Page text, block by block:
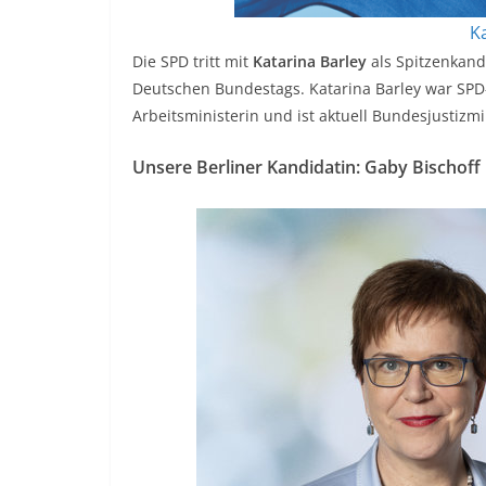
Die SPD tritt mit Katarina Barley als
Deutschen Bundestags. Katarina Barley war
Arbeitsministerin und ist aktuell
Unsere Berliner Kandidatin: Gaby Bischoff